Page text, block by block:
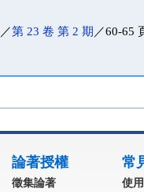
／第 23 卷 第 2 期 ／60-65
論著授權
徵集論著
常
使